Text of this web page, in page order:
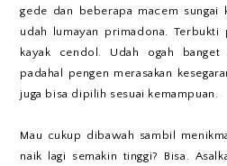
gede dan beberapa macem
udah lumayan primadona. Terbukti
kayak cendol. Udah ogah
padahal pengen merasakan
juga bisa dipilih sesuai kemampuan.
Mau cukup dibawah sambil
naik lagi semakin tinggi? Bisa.